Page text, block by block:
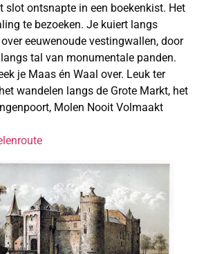
slot ontsnapte in een boekenkist. Het
te bezoeken. Je kuiert langs
eeuwenoude vestingwallen, door
tal van monumentale panden.
je Maas én Waal over. Leuk ter
wandelen langs de Grote Markt, het
Molen Nooit Volmaakt